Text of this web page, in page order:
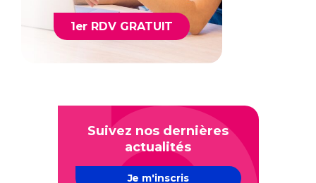
1er RDV GRATUIT
Suivez nos dernières
actualités
Je m'inscris